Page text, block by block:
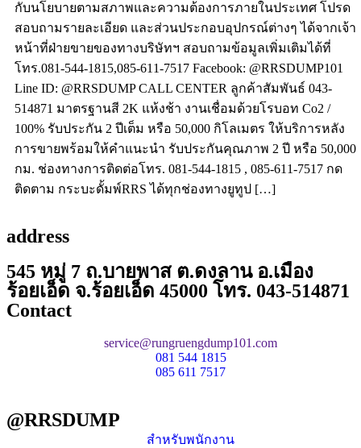
กับนโยบายตามสภาพและความต้องการภายในประเทศ โปรด
สอบถามรายละเอียด และส่วนประกอบอุปกรณ์ต่างๆ ได้จากเจ้า
หน้าที่ฝ่ายขายของทางบริษัทฯ สอบถามข้อมูลเพิ่มเติมได้ที่
โทร.081-544-1815,085-611-7517 Facebook: @RRSDUMP101
Line ID: @RRSDUMP CALL CENTER ลูกค้าสัมพันธ์ 043-
514871 มาตรฐานสี 2K แห้งช้า งานเชื่อมด้วยโรบอท Co2 /
100% รับประกัน 2 ปีเต็ม หรือ 50,000 กิโลเมตร ให้บริการหลัง
การขายพร้อมให้คำแนะนำ รับประกันคุณภาพ 2 ปี หรือ 50,000
กม. ช่องทางการติดต่อโทร. 081-544-1815 , 085-611-7517 กด
ติดตาม กระบะดั้มพ์RRS ได้ทุกช่องทางยูทูป […]
address
545 หมู่ 7 ถ.บายพาส ต.ดงลาน อ.เมือง
ร้อยเอ็ด จ.ร้อยเอ็ด 45000 โทร. 043-514871
Contact
service@rungruengdump101.com
081 544 1815
085 611 7517
@RRSDUMP
สำหรับพนักงาน